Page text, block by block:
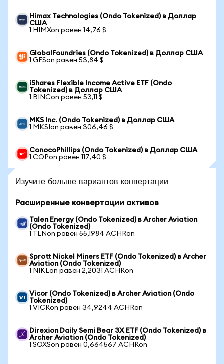
Himax Technologies (Ondo Tokenized) в Доллар
США
1 HIMXon равен 14,76 $
GlobalFoundries (Ondo Tokenized) в Доллар США
1 GFSon равен 53,84 $
iShares Flexible Income Active ETF (Ondo
Tokenized) в Доллар США
1 BINCon равен 53,11 $
MKS Inc. (Ondo Tokenized) в Доллар США
1 MKSIon равен 306,46 $
ConocoPhillips (Ondo Tokenized) в Доллар США
1 COPon равен 117,40 $
Изучите больше вариантов конвертации
Расширенные конвертации активов
Talen Energy (Ondo Tokenized) в Archer Aviation
(Ondo Tokenized)
1 TLNon равен 55,1984 ACHRon
Sprott Nickel Miners ETF (Ondo Tokenized) в Archer
Aviation (Ondo Tokenized)
1 NIKLon равен 2,2031 ACHRon
Vicor (Ondo Tokenized) в Archer Aviation (Ondo
Tokenized)
1 VICRon равен 34,9244 ACHRon
Direxion Daily Semi Bear 3X ETF (Ondo Tokenized) в
Archer Aviation (Ondo Tokenized)
1 SOXSon равен 0,664567 ACHRon